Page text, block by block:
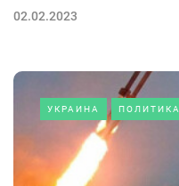
02.02.2023
УКРАИНА ПОЛИТИКА